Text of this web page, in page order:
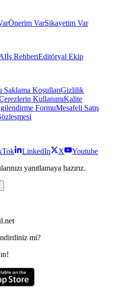
Önerim VarŞikayetim Var
İş RehberiEditöryal Ekip
Saklama KoşullarıGizlilik
KullanımıKalite
FormuMesafeli Satış
LinkedIn X
Youtube
yanıtlamaya hazırız.
mi?